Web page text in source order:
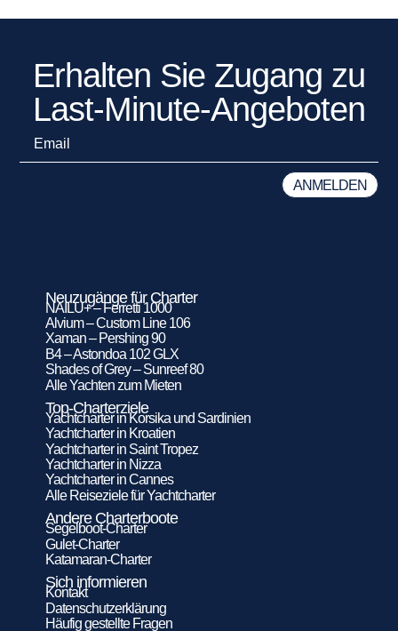
Erhalten Sie Zugang zu
Last-Minute-Angeboten
Neuzugänge für Charter
NAILU+ – Ferretti 1000
Alvium – Custom Line 106
Xaman – Pershing 90
B4 – Astondoa 102 GLX
Shades of Grey – Sunreef 80
Alle Yachten zum Mieten
Top-Charterziele
Yachtcharter in Korsika und Sardinien
Yachtcharter in Kroatien
Yachtcharter in Saint Tropez
Yachtcharter in Nizza
Yachtcharter in Cannes
Alle Reiseziele für Yachtcharter
Andere Charterboote
Segelboot-Charter
Gulet-Charter
Katamaran-Charter
Sich informieren
Kontakt
Datenschutzerklärung
Häufig gestellte Fragen